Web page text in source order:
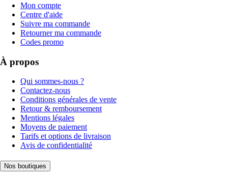
Mon compte
Centre d'aide
Suivre ma commande
Retourner ma commande
Codes promo
À propos
Qui sommes-nous ?
Contactez-nous
Conditions générales de vente
Retour & remboursement
Mentions légales
Moyens de paiement
Tarifs et options de livraison
Avis de confidentialité
Nos boutiques